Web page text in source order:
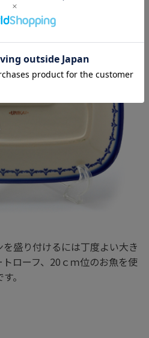
盛り付けるには丁度よい大き
ローフ、20ｃｍ位のお魚を使
。